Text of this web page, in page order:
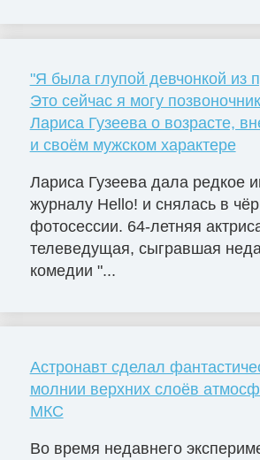
"Я была глупой девчонкой из
Это сейчас я могу
Лариса Гузеева о возрасте,
и своём мужском характере
Лариса Гузеева дала редкое
журналу Hello! и снялась в
фотосессии. 64-летняя
телеведущая, сыгравшая
комедии "...
Астронавт сделал
молнии верхних слоёв
МКС
Во время недавнего